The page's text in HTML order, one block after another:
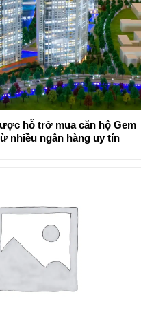
hỗ trở mua căn hộ Gem
nhiều ngân hàng uy tín